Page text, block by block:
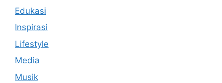
Edukasi
Inspirasi
Lifestyle
Media
Musik